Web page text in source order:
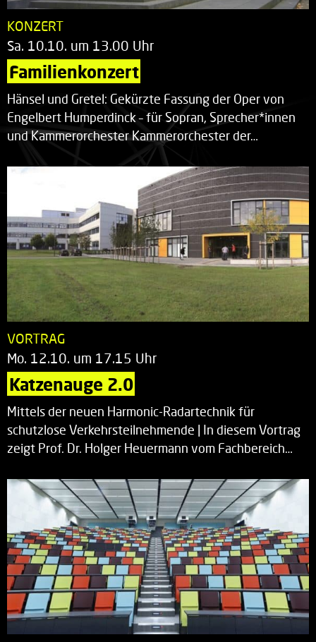
KONZERT
Sa. 10.10. um 13.00 Uhr
Familienkonzert
Hänsel und Gretel: Gekürzte Fassung der Oper von
Engelbert Humperdinck – für Sopran, Sprecher*innen
und Kammerorchester Kammerorchester der…
VORTRAG
Mo. 12.10. um 17.15 Uhr
Katzenauge 2.0
Mittels der neuen Harmonic-Radartechnik für
schutzlose Verkehrsteilnehmende | In diesem Vortrag
zeigt Prof. Dr. Holger Heuermann vom Fachbereich…